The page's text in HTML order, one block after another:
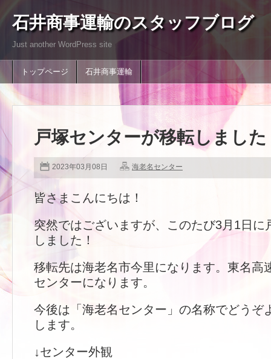
石井商事運輸のスタッフブログ
Just another WordPress site
トップページ 石井商事運輸
戸塚センターが移転しました
2023年03月08日 海老名センター
皆さまこんにちは！
突然ではございますが、このたび3月1日に
しました！
移転先は海老名市今里になります。東名高
センターになります。
今後は「海老名センター」の名称でどうぞ
します。
↓センター外観